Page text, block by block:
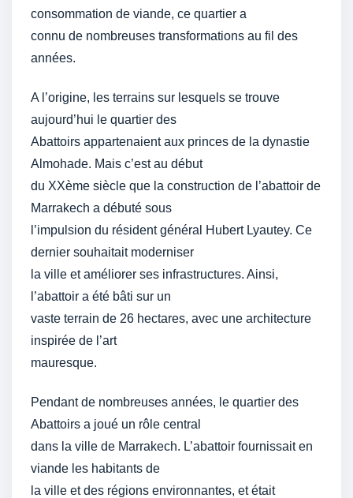
consommation de viande, ce quartier a
connu de nombreuses transformations au fil des
années.
A l’origine, les terrains sur lesquels se trouve
aujourd’hui le quartier des
Abattoirs appartenaient aux princes de la dynastie
Almohade. Mais c’est au début
du XXème siècle que la construction de l’abattoir de
Marrakech a débuté sous
l’impulsion du résident général Hubert Lyautey. Ce
dernier souhaitait moderniser
la ville et améliorer ses infrastructures. Ainsi,
l’abattoir a été bâti sur un
vaste terrain de 26 hectares, avec une architecture
inspirée de l’art
mauresque.
Pendant de nombreuses années, le quartier des
Abattoirs a joué un rôle central
dans la ville de Marrakech. L’abattoir fournissait en
viande les habitants de
la ville et des régions environnantes, et était